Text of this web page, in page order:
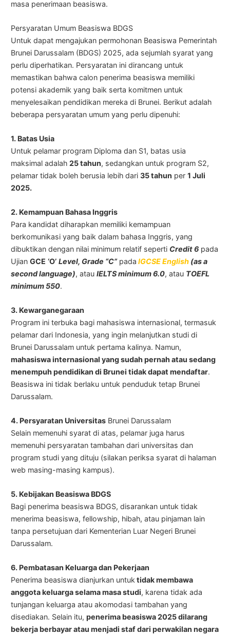
masa penerimaan beasiswa.
Persyaratan Umum Beasiswa BDGS
Untuk dapat mengajukan permohonan Beasiswa Pemerintah
Brunei Darussalam (BDGS) 2025, ada sejumlah syarat yang
perlu diperhatikan. Persyaratan ini dirancang untuk
memastikan bahwa calon penerima beasiswa memiliki
potensi akademik yang baik serta komitmen untuk
menyelesaikan pendidikan mereka di Brunei. Berikut adalah
beberapa persyaratan umum yang perlu dipenuhi:
1. Batas Usia
Untuk pelamar program Diploma dan S1, batas usia
maksimal adalah25 tahun, sedangkan untuk program S2,
pelamar tidak boleh berusia lebih dari35 tahun per1 Juli
2025.
2. Kemampuan Bahasa Inggris
Para kandidat diharapkan memiliki kemampuan
berkomunikasi yang baik dalam bahasa Inggris, yang
dibuktikan dengan nilai minimum relatif seperti Credit 6 pada
UjianGCE ‘O’ Level, Grade “C”pada IGCSE English (as a
second language), atauIELTS minimum 6.0, atau TOEFL
minimum 550.
3. Kewarganegaraan
Program ini terbuka bagi mahasiswa internasional, termasuk
pelamar dari Indonesia, yang ingin melanjutkan studi di
Brunei Darussalam untuk pertama kalinya. Namun,
mahasiswa internasional yang sudah pernah atau sedang
menempuh pendidikan di Brunei tidak dapat mendaftar.
Beasiswa ini tidak berlaku untuk penduduk tetap Brunei
Darussalam.
4. Persyaratan Universitas Brunei Darussalam
Selain memenuhi syarat di atas, pelamar juga harus
memenuhi persyaratan tambahan dari universitas dan
program studi yang dituju (silakan periksa syarat di halaman
web masing-masing kampus).
5. Kebijakan Beasiswa BDGS
Bagi penerima beasiswa BDGS, disarankan untuk tidak
menerima beasiswa, fellowship, hibah, atau pinjaman lain
tanpa persetujuan dari Kementerian Luar Negeri Brunei
Darussalam.
6. Pembatasan Keluarga dan Pekerjaan
Penerima beasiswa dianjurkan untuk tidak membawa
anggota keluarga selama masa studi, karena tidak ada
tunjangan keluarga atau akomodasi tambahan yang
disediakan. Selain itu,penerima beasiswa 2025 dilarang
bekerja berbayar atau menjadi staf dari perwakilan negara